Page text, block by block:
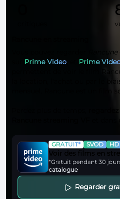
Rancune
Prime Video Prime
permettent de voir le film
la location, l'achat ou par le
mensuel. Rancune est un film
et dans
GRATUIT* SVOD HD
Voir des films en
*Gratuit pendant 30
catalogue
Regarder